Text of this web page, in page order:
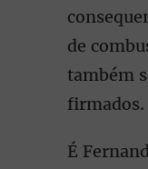
de
também
firmados.
É